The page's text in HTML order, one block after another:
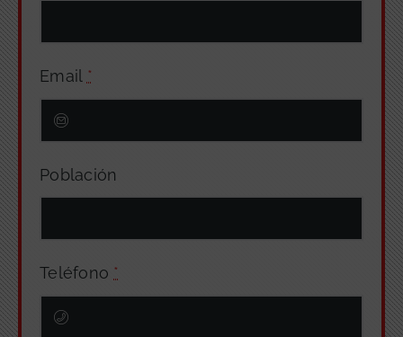
Email *
Población
Teléfono *